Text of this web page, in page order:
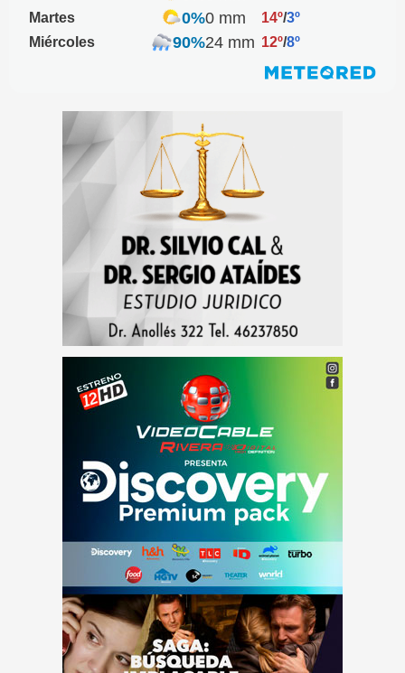
Martes
0%0 mm 14º/3º
Miércoles
90%24 mm 12º/8º